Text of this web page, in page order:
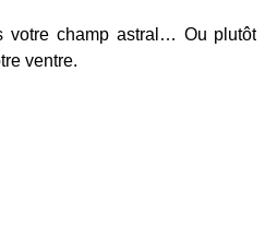
votre champ astral… Ou plutôt
ventre.